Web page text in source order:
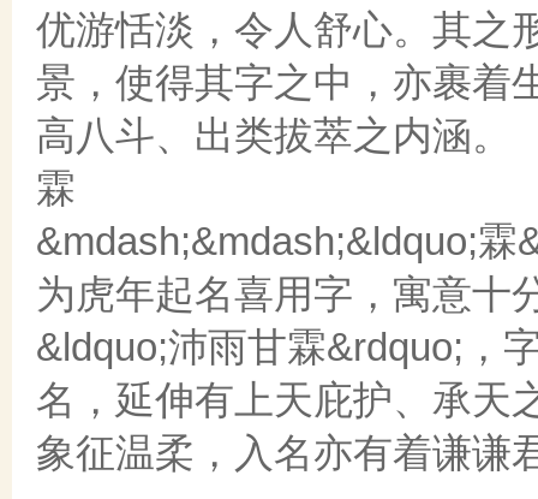
优游恬淡，令人舒心。其之
景，使得其字之中，亦裹着
高八斗、出类拔萃之内涵。
霖
&mdash;&mdash;&ldquo;
为虎年起名喜用字，寓意十
&ldquo;沛雨甘霖&rdquo;，
名，延伸有上天庇护、承天
象征温柔，入名亦有着谦谦